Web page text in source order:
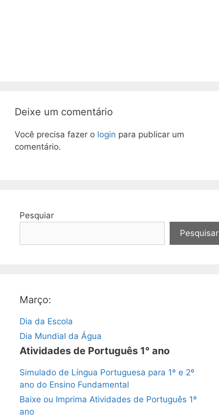
Deixe um comentário
Você precisa fazer o login para publicar um
comentário.
Pesquiar
Pesquisar
Março:
Dia da Escola
Dia Mundial da Água
Atividades de Português 1° ano
Simulado de Língua Portuguesa para 1º e 2º
ano do Ensino Fundamental
Baixe ou Imprima Atividades de Português 1º
ano